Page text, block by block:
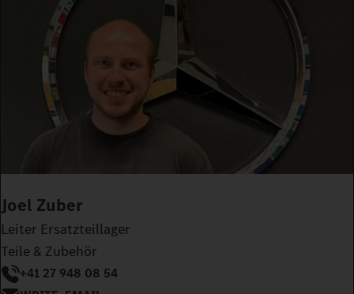
Joel Zuber
Leiter Ersatzteillager
Teile & Zubehör
+41 27 948 08 54